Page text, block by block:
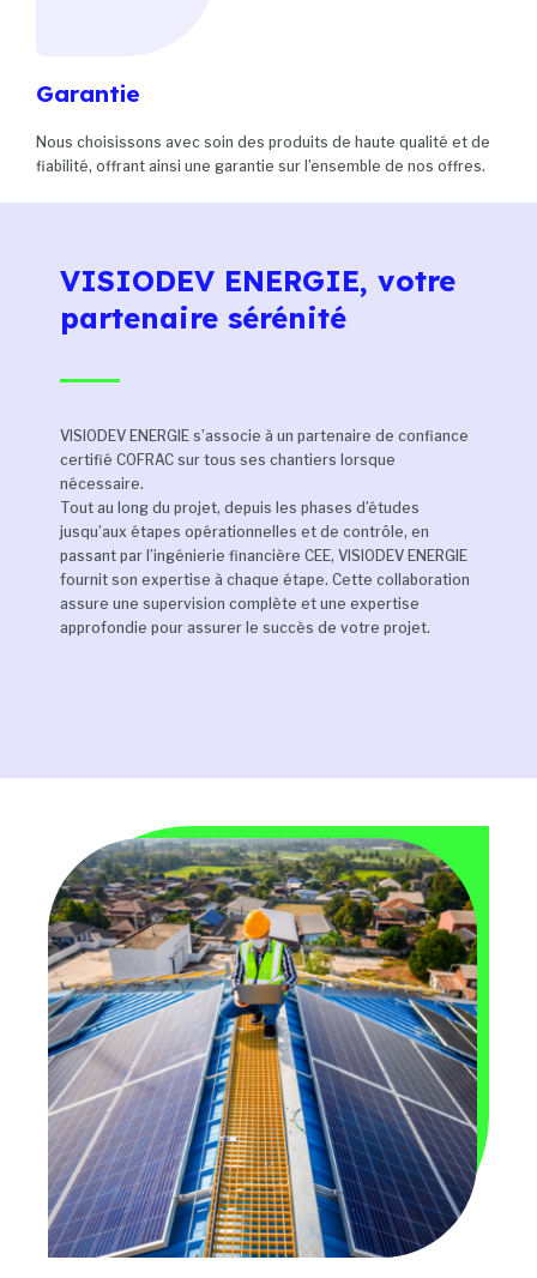
Garantie
Nous choisissons avec soin des produits de haute qualité et de
fiabilité, offrant ainsi une garantie sur l’ensemble de nos offres.
VISIODEV ENERGIE, votre
partenaire sérénité
VISIODEV ENERGIE s’associe à un partenaire de confiance
certifié COFRAC sur tous ses chantiers lorsque
nécessaire.
Tout au long du projet, depuis les phases d’études
jusqu’aux étapes opérationnelles et de contrôle, en
passant par l’ingénierie financière CEE, VISIODEV ENERGIE
fournit son expertise à chaque étape. Cette collaboration
assure une supervision complète et une expertise
approfondie pour assurer le succès de votre projet.